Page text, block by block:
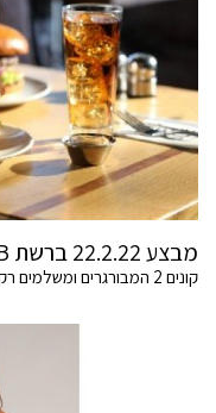
מבצע 22.2.22 ברשת BBB.
קונים 2 המבורגרים ומשלמים רק על 1! מסדרת ההמבורגרים הקלאסיים.